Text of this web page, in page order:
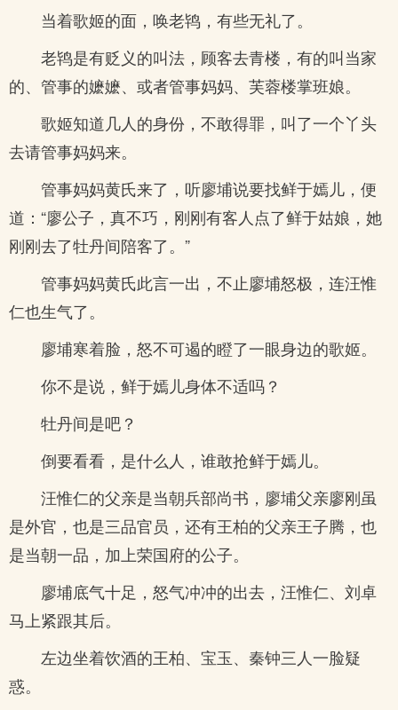
当着歌姬的面，唤老鸨，有些无礼了。
老鸨是有贬义的叫法，顾客去青楼，有的叫当家
的、管事的嬷嬷、或者管事妈妈、芙蓉楼掌班娘。
歌姬知道几人的身份，不敢得罪，叫了一个丫头
去请管事妈妈来。
管事妈妈黄氏来了，听廖埔说要找鲜于嫣儿，便
道：“廖公子，真不巧，刚刚有客人点了鲜于姑娘，她
刚刚去了牡丹间陪客了。”
管事妈妈黄氏此言一出，不止廖埔怒极，连汪惟
仁也生气了。
廖埔寒着脸，怒不可遏的瞪了一眼身边的歌姬。
你不是说，鲜于嫣儿身体不适吗？
牡丹间是吧？
倒要看看，是什么人，谁敢抢鲜于嫣儿。
汪惟仁的父亲是当朝兵部尚书，廖埔父亲廖刚虽
是外官，也是三品官员，还有王柏的父亲王子腾，也
是当朝一品，加上荣国府的公子。
廖埔底气十足，怒气冲冲的出去，汪惟仁、刘卓
马上紧跟其后。
左边坐着饮酒的王柏、宝玉、秦钟三人一脸疑
惑。